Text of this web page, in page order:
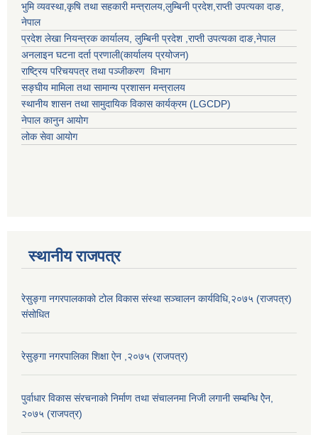
भुमि व्यवस्था,कृषि तथा सहकारी मन्त्रालय,लुम्बिनी प्रदेश,राप्ती उपत्यका दाङ,
नेपाल
प्रदेश लेखा नियन्त्रक कार्यालय, लुम्बिनी प्रदेश ,राप्ती उपत्यका दाङ,नेपाल
अनलाइन घटना दर्ता प्रणाली(कार्यालय प्रयोजन)
राष्ट्रिय परिचयपत्र तथा पञ्जीकरण विभाग
सङ्घीय मामिला तथा सामान्य प्रशासन मन्त्रालय
स्थानीय शासन तथा सामुदायिक विकास कार्यक्रम (LGCDP)
नेपाल कानुन आयोग
लोक सेवा आयोग
स्थानीय राजपत्र
रेसुङ्गा नगरपालकाको टोल विकास संस्था सञ्चालन कार्यविधि,२०७५ (राजपत्र)
संसोधित
रेसुङ्गा नगरपालिका शिक्षा ऐन ,२०७५ (राजपत्र)
पुर्वाधार विकास संरचनाको निर्माण तथा स‌ंचालनमा निजी लगानी सम्बन्धि ऐेन,
२०७५ (राजपत्र)